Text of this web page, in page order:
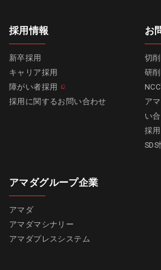
採用情報
新卒採用
キャリア採用
障がい者採用
採用に関するお問い合わせ
お
切
研
ア
い
採
アマダグループ企業
アマダ
アマダマシナリー
アマダプレスシステム